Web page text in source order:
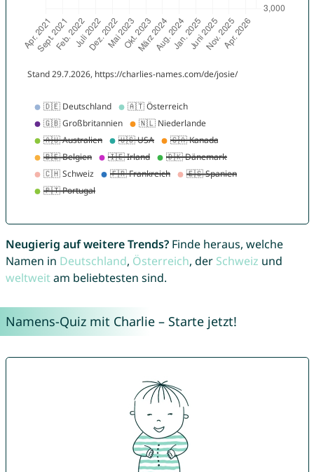
Neugierig auf weitere Trends?Finde heraus, welche
Namen in Deutschland, Österreich, der Schweiz und
weltweitam beliebtesten sind.
Namens-Quiz mit Charlie – Starte jetzt!